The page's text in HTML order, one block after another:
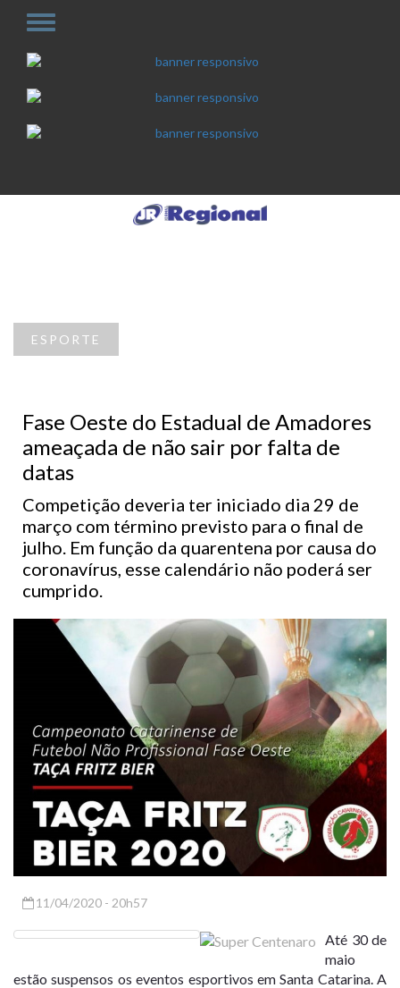
ESPORTE
Fase Oeste do Estadual de Amadores
ameaçada de não sair por falta de
datas
Competição deveria ter iniciado dia 29 de
março com término previsto para o final de
julho. Em função da quarentena por causa do
coronavírus, esse calendário não poderá ser
cumprido.
11/04/2020 - 20h57
Até 30 de
maio
estão suspensos os eventos esportivos em Santa Catarina. A